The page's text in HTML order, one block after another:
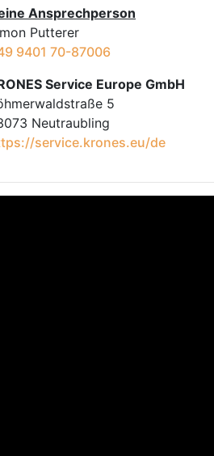
Ansprechperson
Putterer
9401 70-87006
Service Europe GmbH
5
Neutraubling
service.krones.eu/de